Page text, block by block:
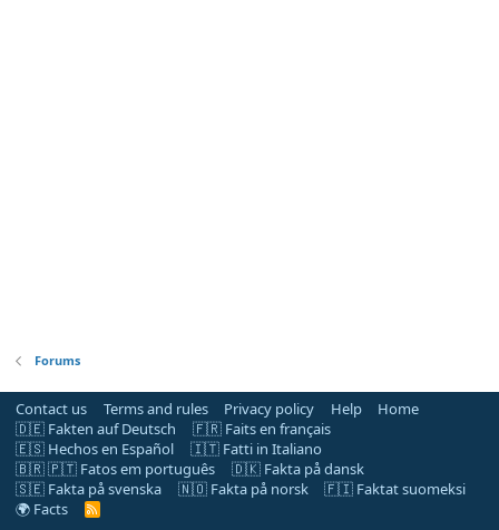
Forums
Contact us Terms and rules Privacy policy Help
Home
🇩🇪 Fakten auf Deutsch
🇫🇷 Faits en français
🇪🇸 Hechos en Español
🇮🇹 Fatti in Italiano
🇧🇷 🇵🇹 Fatos em português
🇩🇰 Fakta på dansk
🇸🇪 Fakta på svenska
🇳🇴 Fakta på norsk
🇫🇮 Faktat suomeksi
🌍 Facts
R